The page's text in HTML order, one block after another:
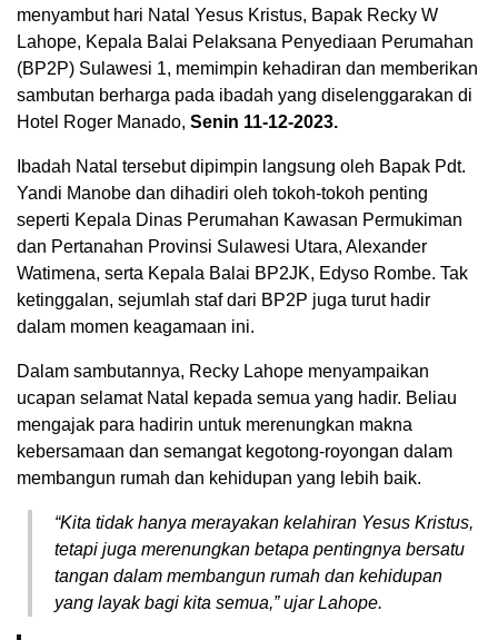
menyambut hari Natal Yesus Kristus, Bapak Recky W
Lahope, Kepala Balai Pelaksana Penyediaan Perumahan
(BP2P) Sulawesi 1, memimpin kehadiran dan memberikan
sambutan berharga pada ibadah yang diselenggarakan di
Hotel Roger Manado, Senin 11-12-2023.
Ibadah Natal tersebut dipimpin langsung oleh Bapak Pdt.
Yandi Manobe dan dihadiri oleh tokoh-tokoh penting
seperti Kepala Dinas Perumahan Kawasan Permukiman
dan Pertanahan Provinsi Sulawesi Utara, Alexander
Watimena, serta Kepala Balai BP2JK, Edyso Rombe. Tak
ketinggalan, sejumlah staf dari BP2P juga turut hadir
dalam momen keagamaan ini.
Dalam sambutannya, Recky Lahope menyampaikan
ucapan selamat Natal kepada semua yang hadir. Beliau
mengajak para hadirin untuk merenungkan makna
kebersamaan dan semangat kegotong-royongan dalam
membangun rumah dan kehidupan yang lebih baik.
“Kita tidak hanya merayakan kelahiran Yesus Kristus,
tetapi juga merenungkan betapa pentingnya bersatu
tangan dalam membangun rumah dan kehidupan
yang layak bagi kita semua,” ujar Lahope.